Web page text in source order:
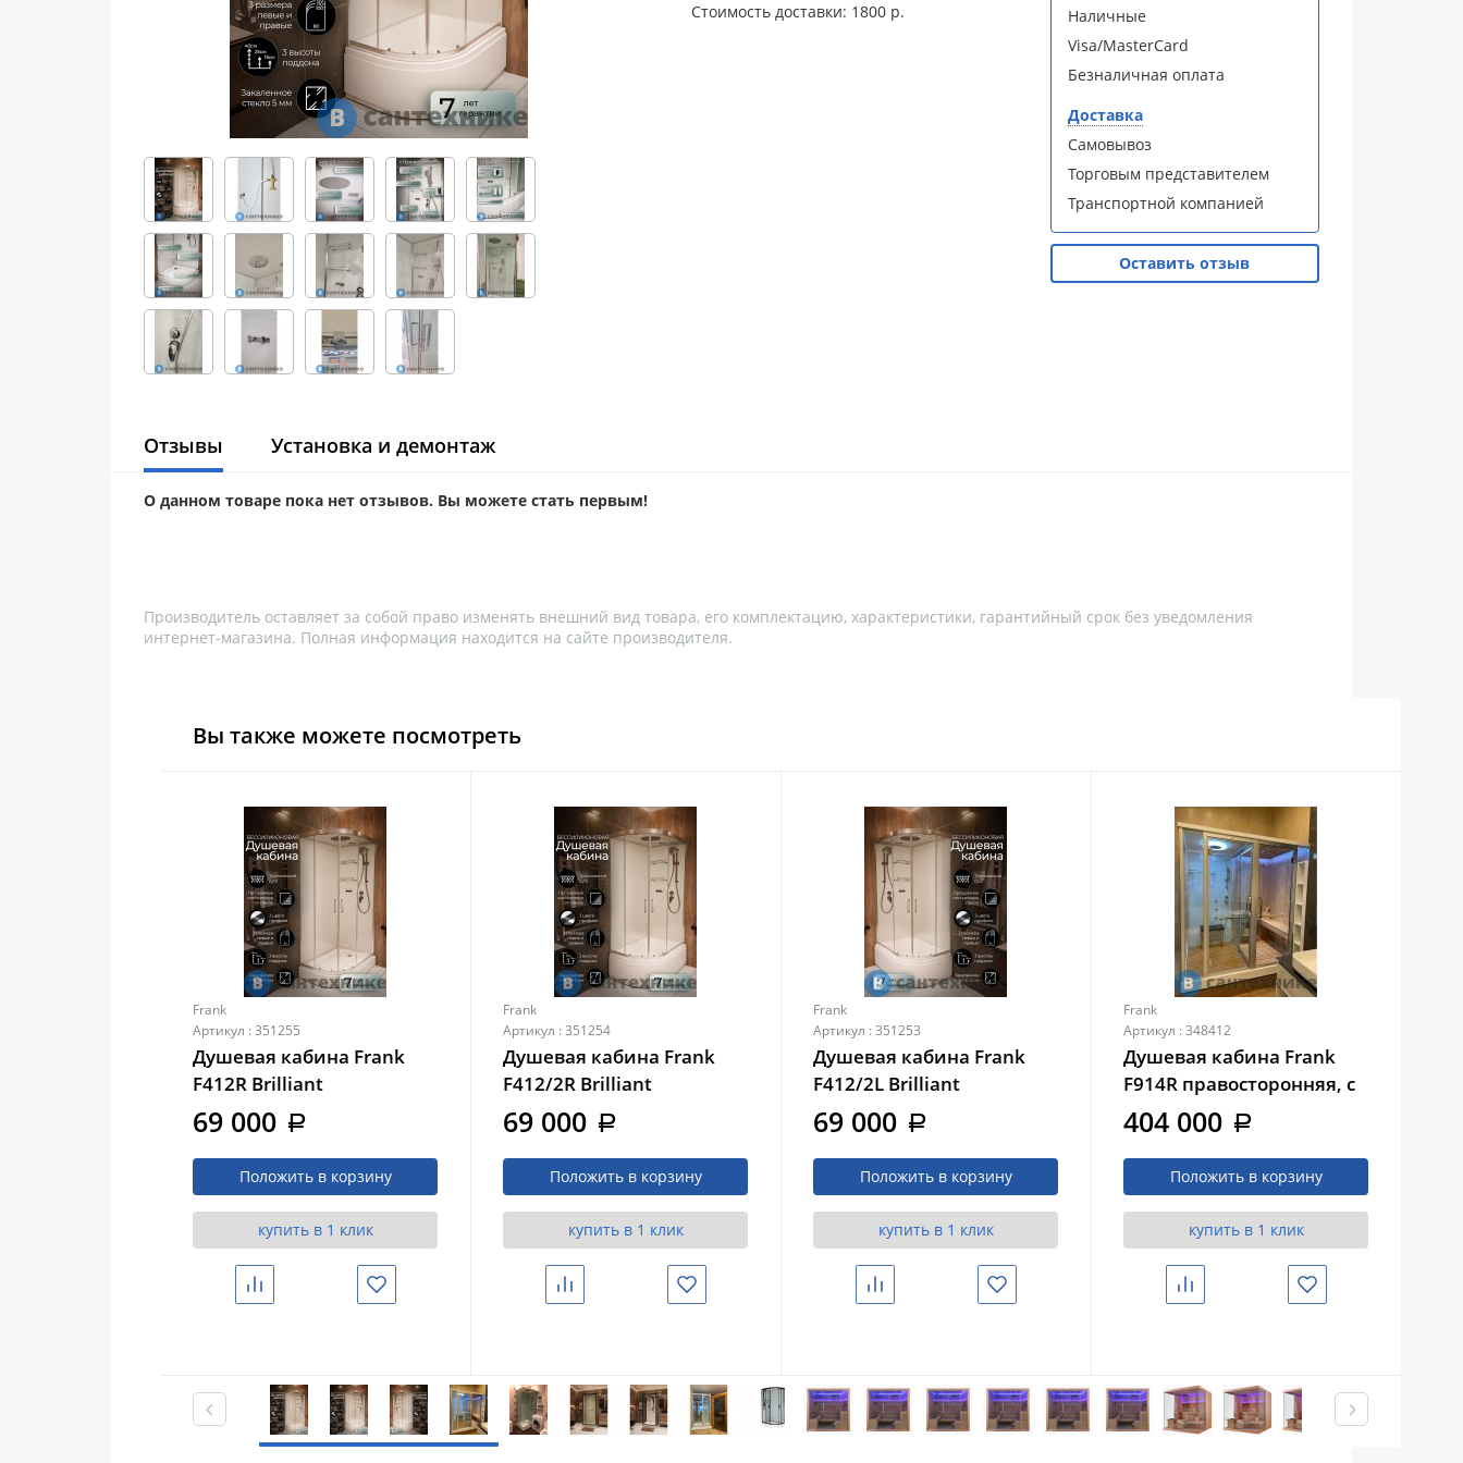
Стоимость доставки: 1800 р.
Наличные
Visa/MasterCard
Безналичная оплата
Доставка
Самовывоз
Торговым представителем
Транспортной компанией
Оставить отзыв
Отзывы Установка и демонтаж
О данном товаре пока нет отзывов. Вы можете стать первым!
Производитель оставляет за собой право изменять внешний вид товара, его комплектацию, характеристики, гарантийный срок без уведомления
интернет-магазина. Полная информация находится на сайте производителя.
Вы также можете посмотреть
Frank
Артикул : 351255
Душевая кабина Frank
F412R Brilliant
правосторонняя низкий
поддон прозрачное
стекло
69 000 a
Положить в корзину
купить в 1 клик
Сравнить Избранное
Frank
Артикул : 351254
Душевая кабина Frank
F412/2R Brilliant
правосторонняя высокий
поддон прозрачное
стекло
69 000 a
Положить в корзину
купить в 1 клик
Сравнить Избранное
Frank
Артикул : 351253
Душевая кабина Frank
F412/2L Brilliant
левосторонняя высокий
поддон прозрачное
стекло
69 000 a
Положить в корзину
купить в 1 клик
Сравнить Избранное
Frank
Артикул : 348412
Душевая кабина Frank
F914R правосторонняя, с
финской сауной
404 000 a
Положить в корзину
купить в 1 клик
Сравнить Избранное